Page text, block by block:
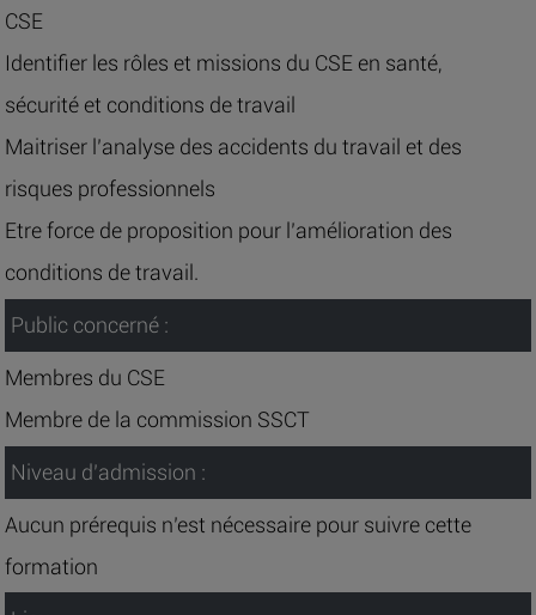
CSE
Identifier les rôles et missions du CSE en santé,
sécurité et conditions de travail
Maitriser l’analyse des accidents du travail et des
risques professionnels
Etre force de proposition pour l’amélioration des
conditions de travail.
Public concerné :
Membres du CSE
Membre de la commission SSCT
Niveau d’admission :
Aucun prérequis n’est nécessaire pour suivre cette
formation